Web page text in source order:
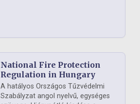
National Fire Protection
Regulation in Hungary
A hatályos Országos Tűzvédelmi
Szabályzat angol nyelvű, egységes